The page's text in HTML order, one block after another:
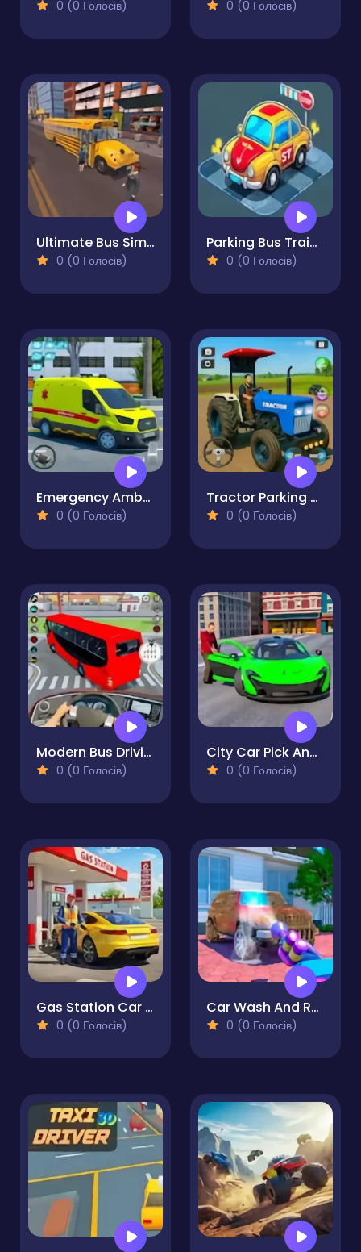
0 (0 Голосів) 0 (0 Голосів)
Ultimate Bus Simulator Driver Duty 3D
0 (0 Голосів)
Parking Bus Training
0 (0 Голосів)
Emergency Ambulance Driving Game
0 (0 Голосів)
Tractor Parking and Driving Game
0 (0 Голосів)
Modern Bus Driving Game
0 (0 Голосів)
City Car Pick And Drop
0 (0 Голосів)
Gas Station Car Driving
0 (0 Голосів)
Car Wash And Repair Game
0 (0 Голосів)